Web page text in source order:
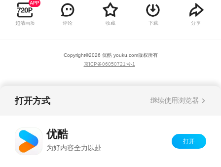
组成小队开始寻找解决校园危机的办法，却意外
揭开学院地下埋藏的远古秘密。然而危机接踵而
至——地狱维度的岩浆海啸冲破屏障涌入校园，
现所有灾难背后都有神秘黑影操控。当最终BOSS
现身，用黑暗能量石化了Him老师，怪物学院的师
超清画质 评论 收藏 下载 分享
Copyright©2026 优酷 youku.com版权所有
京ICP备06050721号-1
打开方式 继续使用浏览器
优酷
为好内容全力以赴
打开